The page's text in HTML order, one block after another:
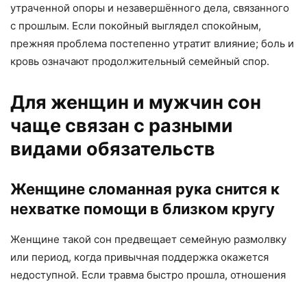
утраченной опоры и незавершённого дела, связанного
с прошлым. Если покойный выглядел спокойным,
прежняя проблема постепенно утратит влияние; боль и
кровь означают продолжительный семейный спор.
Для женщин и мужчин сон
чаще связан с разными
видами обязательств
Женщине сломанная рука снится к
нехватке помощи в близком кругу
Женщине такой сон предвещает семейную размолвку
или период, когда привычная поддержка окажется
недоступной. Если травма быстро прошла, отношения